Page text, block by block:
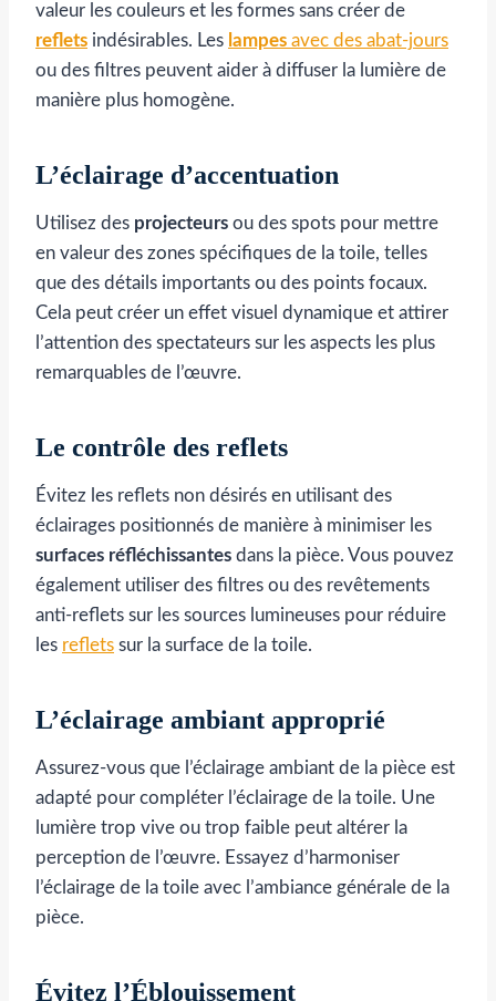
valeur les couleurs et les formes sans créer de
reflets indésirables. Les lampes avec des abat-jours
ou des filtres peuvent aider à diffuser la lumière de
manière plus homogène.
L’éclairage d’accentuation
Utilisez des projecteurs ou des spots pour mettre
en valeur des zones spécifiques de la toile, telles
que des détails importants ou des points focaux.
Cela peut créer un effet visuel dynamique et attirer
l’attention des spectateurs sur les aspects les plus
remarquables de l’œuvre.
Le contrôle des reflets
Évitez les reflets non désirés en utilisant des
éclairages positionnés de manière à minimiser les
surfaces réfléchissantes dans la pièce. Vous pouvez
également utiliser des filtres ou des revêtements
anti-reflets sur les sources lumineuses pour réduire
les reflets sur la surface de la toile.
L’éclairage ambiant approprié
Assurez-vous que l’éclairage ambiant de la pièce est
adapté pour compléter l’éclairage de la toile. Une
lumière trop vive ou trop faible peut altérer la
perception de l’œuvre. Essayez d’harmoniser
l’éclairage de la toile avec l’ambiance générale de la
pièce.
Évitez l’Éblouissement